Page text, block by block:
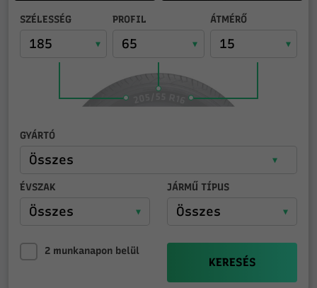
SZÉLESSÉG PROFIL ÁTMÉRŐ
GYÁRTÓ
ÉVSZAK JÁRMŰ TÍPUS
2 munkanapon belül
KERESÉS